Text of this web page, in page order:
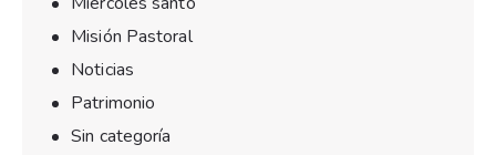
Misión Pastoral
Noticias
Patrimonio
Sin categoría